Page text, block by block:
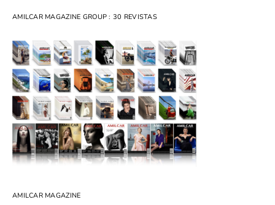
AMILCAR MAGAZINE GROUP : 30 REVISTAS
AMILCAR MAGAZINE